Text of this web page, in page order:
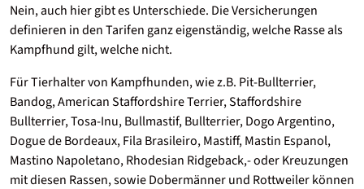
Nein, auch hier gibt es Unterschiede. Die Versicherungen
definieren in den Tarifen ganz eigenständig, welche Rasse als
Kampfhund gilt, welche nicht.
Für Tierhalter von Kampfhunden, wie z.B. Pit-Bullterrier,
Bandog, American Staffordshire Terrier, Staffordshire
Bullterrier, Tosa-Inu, Bullmastif, Bullterrier, Dogo Argentino,
Dogue de Bordeaux, Fila Brasileiro, Mastiff, Mastin Espanol,
Mastino Napoletano, Rhodesian Ridgeback,- oder Kreuzungen
mit diesen Rassen, sowie Dobermänner und Rottweiler können